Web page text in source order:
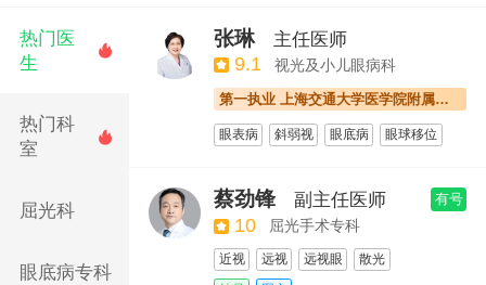
热门医
生

热门科
室

屈光科
眼底病专科
张琳 主任医师
9.1 视光及小儿眼病科
第一执业 上海交通大学医学院附属仁济医院（西院）
眼表病 斜弱视 眼底病
眼球移位
蔡劲锋 副主任医师 有号
10 屈光手术专科
近视 远视 远视眼
散光